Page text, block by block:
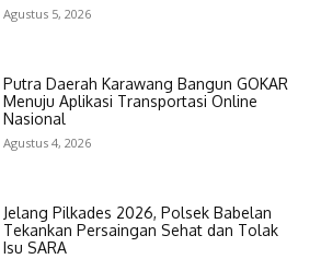
Agustus 5, 2026
Putra Daerah Karawang Bangun GOKAR
Menuju Aplikasi Transportasi Online
Nasional
Agustus 4, 2026
Jelang Pilkades 2026, Polsek Babelan
Tekankan Persaingan Sehat dan Tolak
Isu SARA